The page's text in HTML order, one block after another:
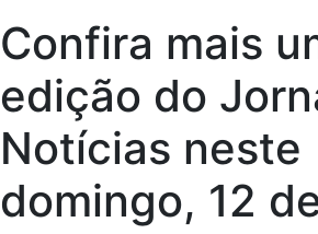
Confira mais
edição do
Notícias neste
domingo, 12